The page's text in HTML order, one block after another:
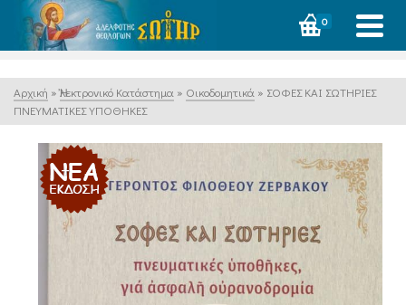
0
Αρχική » Ἠλεκτρονικό Κατάστημα » Οικοδομητικά » ΣΟΦΕΣ ΚΑΙ ΣΩΤΗΡΙΕΣ
ΠΝΕΥΜΑΤΙΚΕΣ ΥΠΟΘΗΚΕΣ